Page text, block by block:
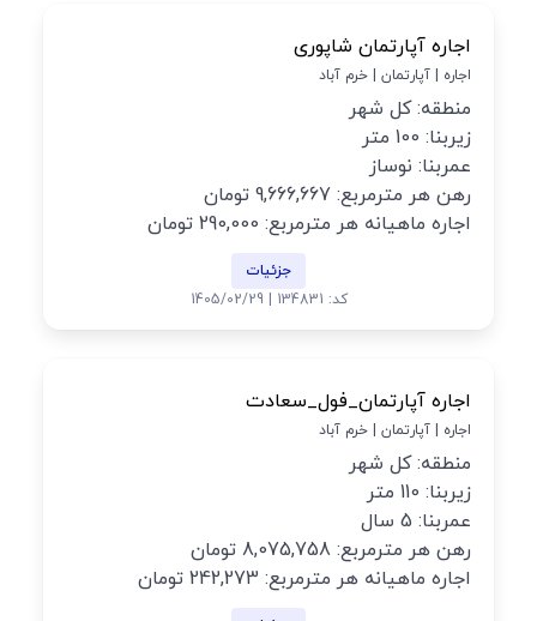
اجاره آپارتمان شاپوری
اجاره | آپارتمان | خرم آباد
منطقه: کل شهر
زیربنا: 100 متر
عمربنا: نوساز
رهن هر مترمربع: 9,666,667 تومان
اجاره ماهیانه هر مترمربع: 290,000 تومان
جزئیات
کد: 134831 | 1405/02/29
اجاره آپارتمان_فول_سعادت
اجاره | آپارتمان | خرم آباد
منطقه: کل شهر
زیربنا: 110 متر
عمربنا: 5 سال
رهن هر مترمربع: 8,075,758 تومان
اجاره ماهیانه هر مترمربع: 242,273 تومان